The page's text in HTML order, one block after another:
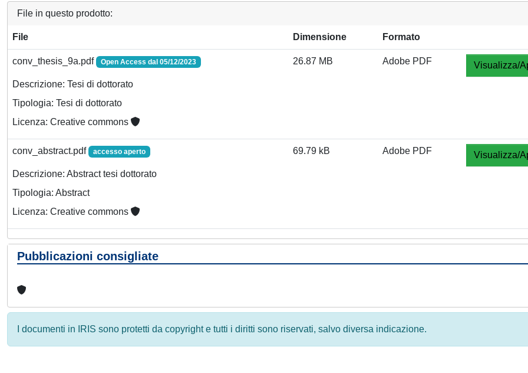
File in questo prodotto:
File Dimensione Formato
conv_thesis_9a.pdf Open Access dal 05/12/2023
Descrizione: Tesi di dottorato
Tipologia: Tesi di dottorato
Licenza: Creative commons
26.87 MB Adobe PDF Visualizza/
conv_abstract.pdf accesso aperto
Descrizione: Abstract tesi dottorato
Tipologia: Abstract
Licenza: Creative commons
69.79 kB Adobe PDF Visualizza/
Pubblicazioni consigliate
I documenti in IRIS sono protetti da copyright e tutti i diritti sono riservati, salvo diversa indicazione.